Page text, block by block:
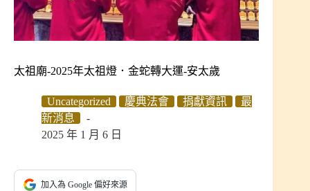
太祖廟-2025年太祖燈．金蛇轉大運-安太歲
Uncategorized 慶典法會 捐獻資訊
最
新消息
2025 年 1 月 6 日
加入為 Google 偏好來源